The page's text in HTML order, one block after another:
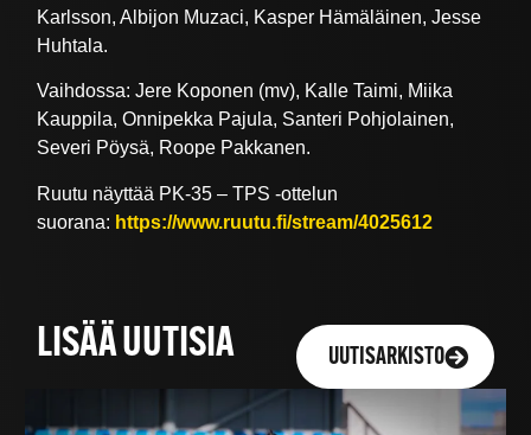
Karlsson, Albijon Muzaci, Kasper Hämäläinen, Jesse
Huhtala.
Vaihdossa: Jere Koponen (mv), Kalle Taimi, Miika
Kauppila, Onnipekka Pajula, Santeri Pohjolainen,
Severi Pöysä, Roope Pakkanen.
Ruutu näyttää PK-35 – TPS -ottelun
suorana: https://www.ruutu.fi/stream/4025612
LISÄÄ UUTISIA UUTISARKISTO